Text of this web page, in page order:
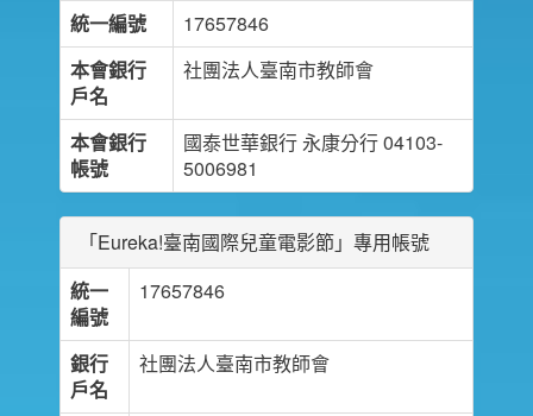
統一編號
17657846
本會銀行
戶名
社團法人臺南市教師會
本會銀行
帳號
國泰世華銀行 永康分行 04103-
5006981
「Eureka!臺南國際兒童電影節」專用帳號
統一
編號
17657846
銀行
戶名
社團法人臺南市教師會